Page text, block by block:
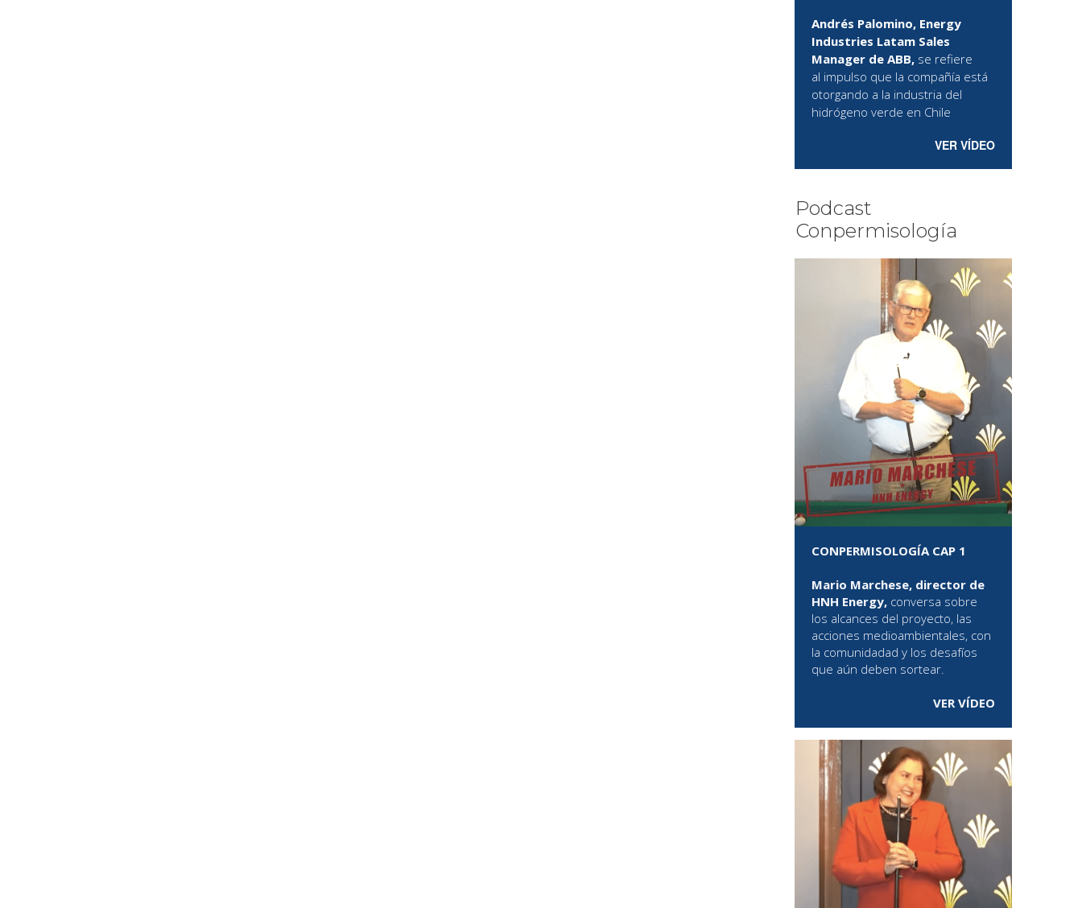
Andrés Palomino, Energy
Industries Latam Sales
Manager de ABB, se refiere
al impulso que la compañía está
otorgando a la industria del
hidrógeno verde en Chile
VER VÍDEO
Podcast
Conpermisología
CONPERMISOLOGÍA CAP 1
Mario Marchese, director de
HNH Energy, conversa sobre
los alcances del proyecto, las
acciones medioambientales, con
la comunidadad y los desafíos
que aún deben sortear.
VER VÍDEO